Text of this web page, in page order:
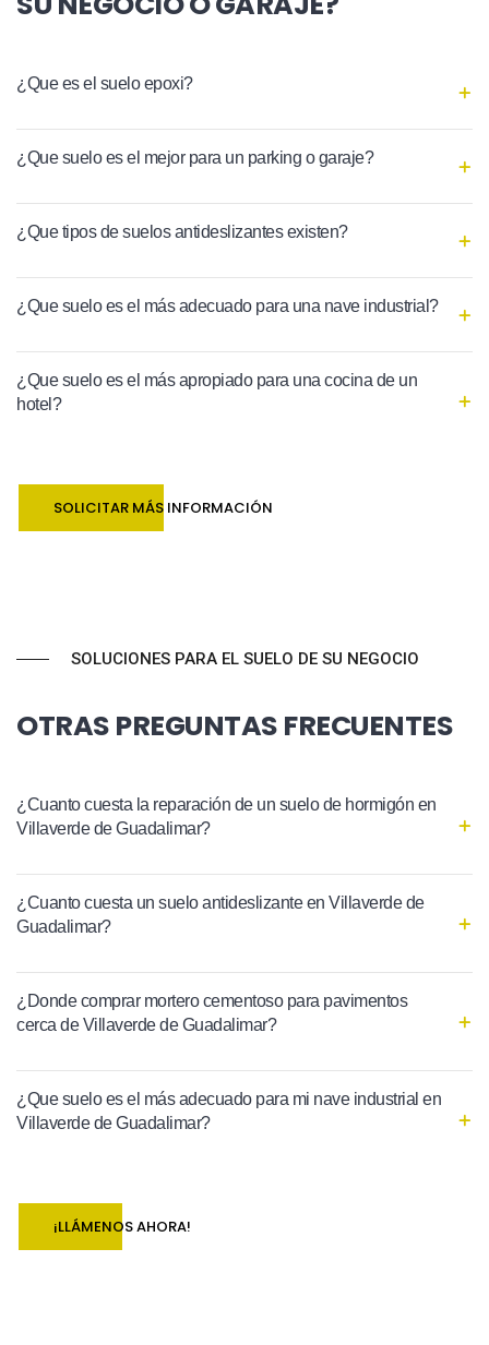
¿Que es el suelo epoxi?
¿Que suelo es el mejor para un parking o garaje?
¿Que tipos de suelos antideslizantes existen?
¿Que suelo es el más adecuado para una nave industrial?
¿Que suelo es el más apropiado para una cocina de un
hotel?
SOLICITAR MÁS INFORMACIÓN
SOLUCIONES PARA EL SUELO DE SU NEGOCIO
OTRAS PREGUNTAS FRECUENTES
¿Cuanto cuesta la reparación de un suelo de hormigón en
Villaverde de Guadalimar?
¿Cuanto cuesta un suelo antideslizante en Villaverde de
Guadalimar?
¿Donde comprar mortero cementoso para pavimentos
cerca de Villaverde de Guadalimar?
¿Que suelo es el más adecuado para mi nave industrial en
Villaverde de Guadalimar?
¡LLÁMENOS AHORA!